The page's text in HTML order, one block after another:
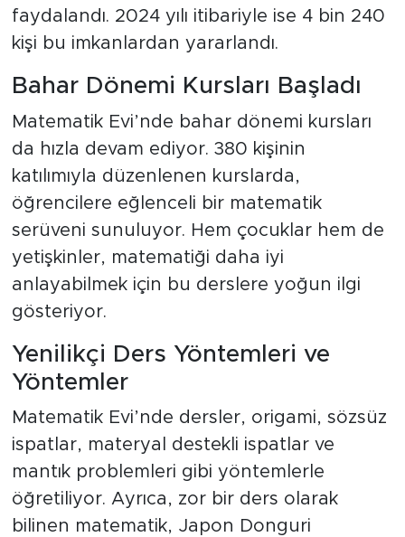
faydalandı. 2024 yılı itibariyle ise 4 bin 240
kişi bu imkanlardan yararlandı.
Bahar Dönemi Kursları Başladı
Matematik Evi’nde bahar dönemi kursları
da hızla devam ediyor. 380 kişinin
katılımıyla düzenlenen kurslarda,
öğrencilere eğlenceli bir matematik
serüveni sunuluyor. Hem çocuklar hem de
yetişkinler, matematiği daha iyi
anlayabilmek için bu derslere yoğun ilgi
gösteriyor.
Yenilikçi Ders Yöntemleri ve
Yöntemler
Matematik Evi’nde dersler, origami, sözsüz
ispatlar, materyal destekli ispatlar ve
mantık problemleri gibi yöntemlerle
öğretiliyor. Ayrıca, zor bir ders olarak
bilinen matematik, Japon Donguri